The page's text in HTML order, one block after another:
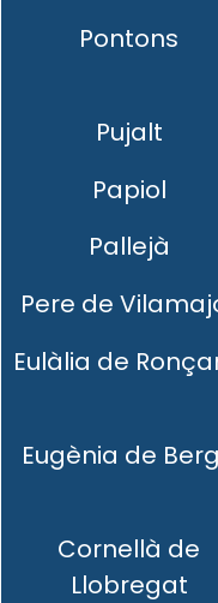
Pontons
Pujalt
Papiol
Pallejà
Pere de
Eulàlia de
Eugènia de
Cornellà de
Llobregat